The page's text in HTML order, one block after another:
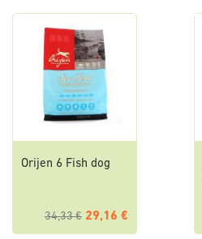
Orijen 6 Fish dog
34,33 € 29,16 €